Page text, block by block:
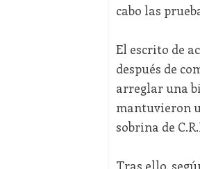
cabo las
El escrito de
después de
arreglar una
mantuvieron
sobrina de
Tras ello,